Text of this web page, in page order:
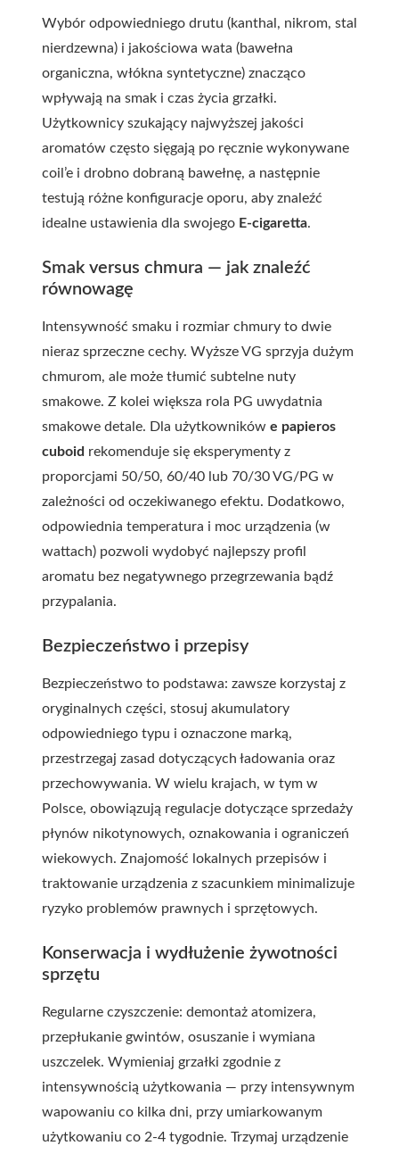
Wybór odpowiedniego drutu (kanthal, nikrom, stal
nierdzewna) i jakościowa wata (bawełna
organiczna, włókna syntetyczne) znacząco
wpływają na smak i czas życia grzałki.
Użytkownicy szukający najwyższej jakości
aromatów często sięgają po ręcznie wykonywane
coil’e i drobno dobraną bawełnę, a następnie
testują różne konfiguracje oporu, aby znaleźć
idealne ustawienia dla swojego E-cigaretta.
Smak versus chmura — jak znaleźć
równowagę
Intensywność smaku i rozmiar chmury to dwie
nieraz sprzeczne cechy. Wyższe VG sprzyja dużym
chmurom, ale może tłumić subtelne nuty
smakowe. Z kolei większa rola PG uwydatnia
smakowe detale. Dla użytkowników e papieros
cuboid rekomenduje się eksperymenty z
proporcjami 50/50, 60/40 lub 70/30 VG/PG w
zależności od oczekiwanego efektu. Dodatkowo,
odpowiednia temperatura i moc urządzenia (w
wattach) pozwoli wydobyć najlepszy profil
aromatu bez negatywnego przegrzewania bądź
przypalania.
Bezpieczeństwo i przepisy
Bezpieczeństwo to podstawa: zawsze korzystaj z
oryginalnych części, stosuj akumulatory
odpowiedniego typu i oznaczone marką,
przestrzegaj zasad dotyczących ładowania oraz
przechowywania. W wielu krajach, w tym w
Polsce, obowiązują regulacje dotyczące sprzedaży
płynów nikotynowych, oznakowania i ograniczeń
wiekowych. Znajomość lokalnych przepisów i
traktowanie urządzenia z szacunkiem minimalizuje
ryzyko problemów prawnych i sprzętowych.
Konserwacja i wydłużenie żywotności
sprzętu
Regularne czyszczenie: demontaż atomizera,
przepłukanie gwintów, osuszanie i wymiana
uszczelek. Wymieniaj grzałki zgodnie z
intensywnością użytkowania — przy intensywnym
wapowaniu co kilka dni, przy umiarkowanym
użytkowaniu co 2-4 tygodnie. Trzymaj urządzenie